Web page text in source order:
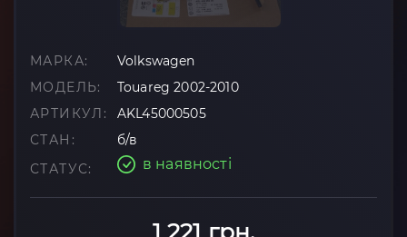
МАРКА:
Volkswagen
МОДЕЛЬ:
Touareg 2002-2010
АРТИКУЛ:
AKL45000505
СТАН:
б/в
СТАТУС:
в наявності
1 221 грн.